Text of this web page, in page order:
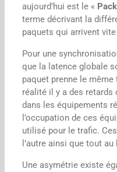
aujourd’hui est le «
terme décrivant la
paquets qui arrivent
Pour une
que la latence globale
paquet prenne le
réalité il y a des retards
dans les équipements
l’occupation de ces
utilisé pour le trafic.
l’autre ainsi que tout
Une asymétrie existe